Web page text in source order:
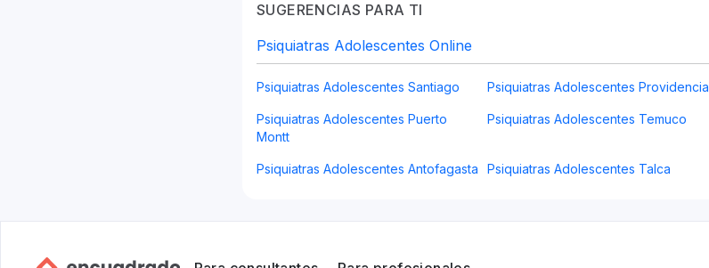
SUGERENCIAS PARA TI
Psiquiatras Adolescentes Online
Psiquiatras Adolescentes Santiago Psiquiatras Adolescentes Providencia
Psiquiatras Adolescentes Puerto
Montt
Psiquiatras Adolescentes Temuco
Psiquiatras Adolescentes Antofagasta Psiquiatras Adolescentes Talca